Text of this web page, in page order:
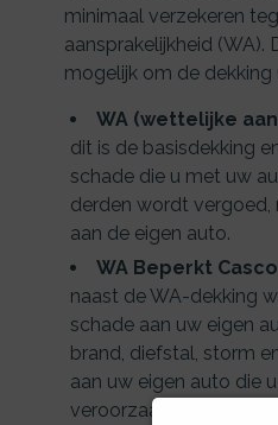
minimaal verzekeren
aansprakelijkheid (WA).
mogelijk om de dekking
WA (wettelijke
dit is de basisdekking
schade die u met uw
derden wordt vergoed,
aan de eigen auto.
WA Beperkt Casco
naast de WA-dekking
schade aan uw eigen
brand, diefstal, storm
aan uw eigen auto die
veroorzaakt (door